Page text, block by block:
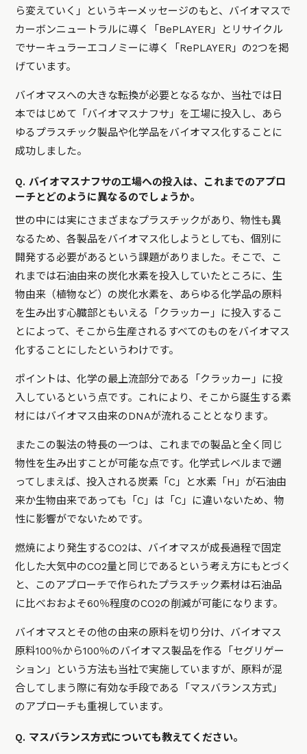
ら変えていく」というキーメッセージのもと、バイオマスで
カーボンニュートラルに導く「BePLAYER」とリサイクル
でサーキュラーエコノミーに導く「RePLAYER」の2つを掲
げています。
バイオマスへの大きな転換が必要となるなか、当社では日
本ではじめて「バイオマスナフサ」を工場に投入し、あら
ゆるプラスチック製品や化学品をバイオマス化することに
成功しました。
Q. バイオマスナフサの工場への投入は、これまでのアプロ
ーチとどのように異なるのでしょうか。
世の中には実にさまざまなプラスチックがあり、物性も異
なるため、各製品をバイオマス化しようとしても、個別に
開発する必要があるという課題がありました。そこで、こ
れまでは石油由来の炭化水素を投入していたところに、生
物由来（植物など）の炭化水素を、あらゆる化学品の原料
を生み出す心臓部ともいえる「クラッカー」に投入するこ
とによって、そこから生産されるすべてのものをバイオマス
化することにしたというわけです。
ポイントは、化学の最上流部分である「クラッカー」に投
入しているという点です。これにより、そこから誕生する素
材にはバイオマス由来のDNAが流れることとなります。
またこの製法の特長の一つは、これまでの製品と全く同じ
物性を生み出すことが可能な点です。化学式レベルまで遡
ってしまえば、投入される炭素「C」と水素「H」が石油由
来か生物由来であっても「C」は「C」に違いないため、物
性に影響がでないためです。
燃焼により発生するCO2は、バイオマスが成長過程で固定
化した大気中のCO2量と同じであるという考え方にもとづく
と、このアプローチで作られたプラスチック素材は石油品
に比べおおよそ60％程度のCO2の削減が可能になります。
バイオマスとその他の由来の原料を切り分け、バイオマス
原料100％から100％のバイオマス製品を作る「セグリゲー
ション」という方法も当社で実施していますが、原料が混
合してしまう際に有効な手段である「マスバランス方式」
のアプローチも重視しています。
Q. マスバランス方式についても教えてください。